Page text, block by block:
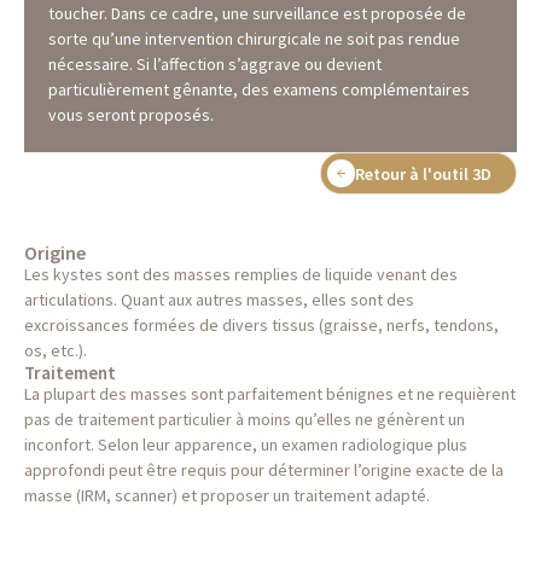
toucher. Dans ce cadre, une surveillance est proposée de
sorte qu’une intervention chirurgicale ne soit pas rendue
nécessaire. Si l’affection s’aggrave ou devient
particulièrement gênante, des examens complémentaires
vous seront proposés.
Retour à l'outil 3D
Origine
Les kystes sont des masses remplies de liquide venant des
articulations. Quant aux autres masses, elles sont des
excroissances formées de divers tissus (graisse, nerfs, tendons,
os, etc.).
Traitement
La plupart des masses sont parfaitement bénignes et ne requièrent
pas de traitement particulier à moins qu’elles ne génèrent un
inconfort. Selon leur apparence, un examen radiologique plus
approfondi peut être requis pour déterminer l’origine exacte de la
masse (IRM, scanner) et proposer un traitement adapté.